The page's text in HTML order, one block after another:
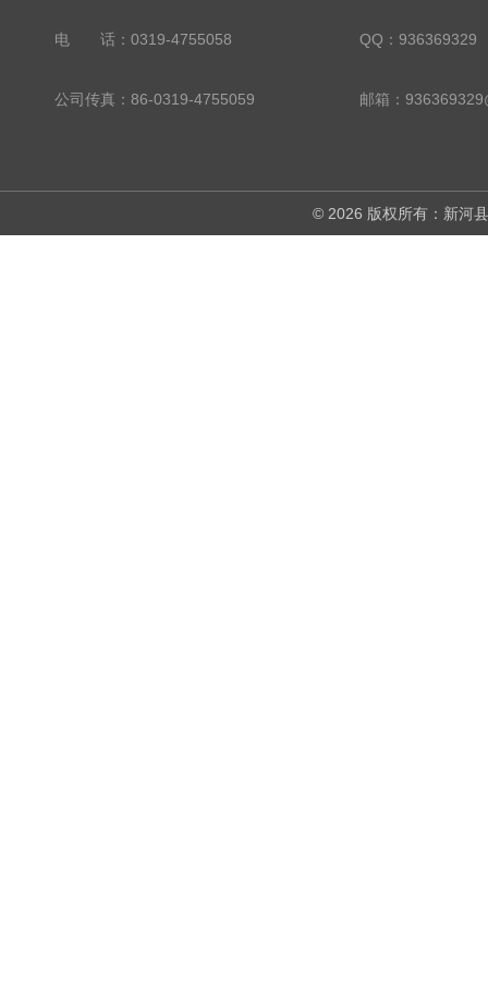
电 话：0319-4755058 QQ：936369329
公司传真：86-0319-4755059 邮箱：
© 2026 版权所有：新河